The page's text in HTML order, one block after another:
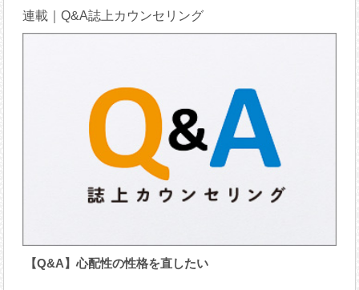
連載｜Q&A誌上カウンセリング
【Q&A】心配性の性格を直したい